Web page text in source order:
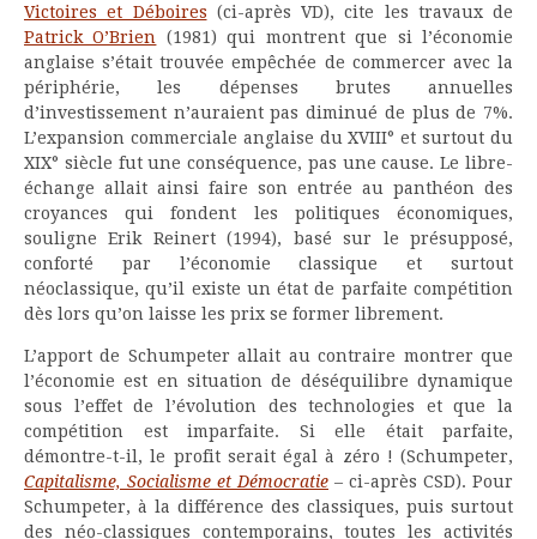
Victoires et Déboires (ci-après VD), cite les travaux de
Patrick O’Brien (1981) qui montrent que si l’économie
anglaise s’était trouvée empêchée de commercer avec la
périphérie, les dépenses brutes annuelles
d’investissement n’auraient pas diminué de plus de 7%.
L’expansion commerciale anglaise du XVIII° et surtout du
XIX° siècle fut une conséquence, pas une cause. Le libre-
échange allait ainsi faire son entrée au panthéon des
croyances qui fondent les politiques économiques,
souligne Erik Reinert (1994), basé sur le présupposé,
conforté par l’économie classique et surtout
néoclassique, qu’il existe un état de parfaite compétition
dès lors qu’on laisse les prix se former librement.
L’apport de Schumpeter allait au contraire montrer que
l’économie est en situation de déséquilibre dynamique
sous l’effet de l’évolution des technologies et que la
compétition est imparfaite. Si elle était parfaite,
démontre-t-il, le profit serait égal à zéro ! (Schumpeter,
Capitalisme, Socialisme et Démocratie – ci-après CSD). Pour
Schumpeter, à la différence des classiques, puis surtout
des néo-classiques contemporains, toutes les activités